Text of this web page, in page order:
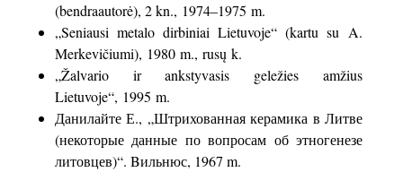
(bendraautorė), 2 kn., 1974–1975 m.
„Seniausi metalo dirbiniai Lietuvoje“ (kartu su A.
Merkevičiumi), 1980 m., rusų k.
„Žalvario ir ankstyvasis geležies amžius
Lietuvoje“, 1995 m.
Данилайте Е., „Штрихованная керамика в Литве
(некоторые данные по вопросам об этногенезе
литовцев)“. Bильнюс, 1967 m.